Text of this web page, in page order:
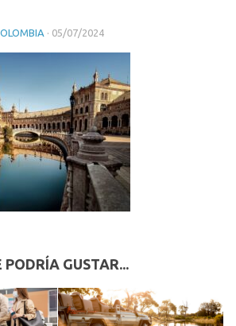
· 05/07/2024
GUSTAR...